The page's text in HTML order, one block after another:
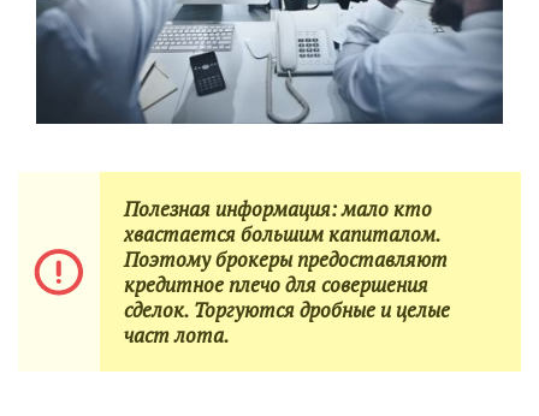
Полезная информация: мало кто
хвастается большим капиталом.
Поэтому брокеры предоставляют
кредитное плечо для совершения
сделок. Торгуются дробные и целые
част лота.